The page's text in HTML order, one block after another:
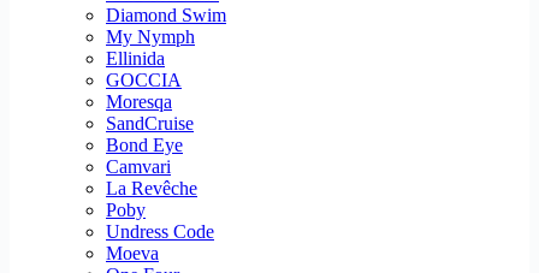
Diamond Swim
My Nymph
Ellinida
GOCCIA
Moresqa
SandCruise
Bond Eye
Camvari
La Revêche
Poby
Undress Code
Moeva